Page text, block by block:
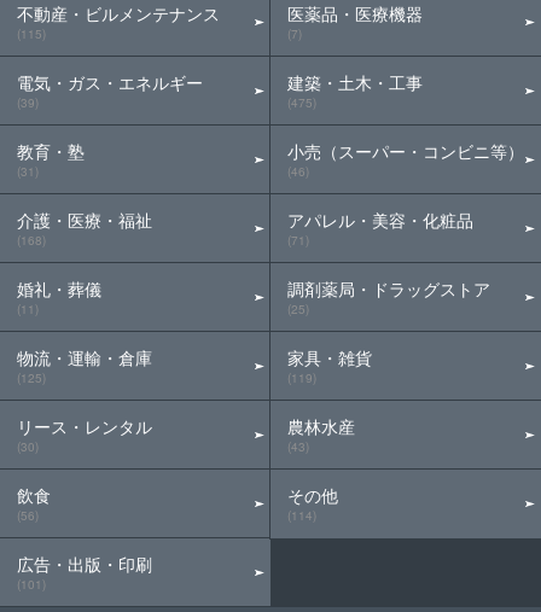
不動産・ビルメンテナンス
(115)
電気・ガス・エネルギー
(39)
教育・塾
(31)
介護・医療・福祉
(168)
婚礼・葬儀
(11)
物流・運輸・倉庫
(125)
リース・レンタル
(30)
飲食
(56)
広告・出版・印刷
(101)
医薬品・医療機器
(7)
建築・土木・工事
(475)
小売（スーパー・コンビニ等）
(46)
アパレル・美容・化粧品
(71)
調剤薬局・ドラッグストア
(25)
家具・雑貨
(119)
農林水産
(43)
その他
(114)